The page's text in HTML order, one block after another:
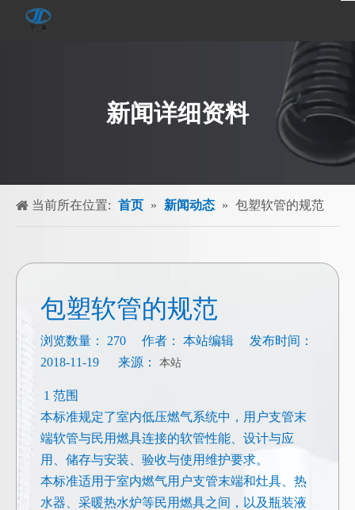
新闻详细资料
当前所在位置: 首页 » 新闻动态 » 包塑软管的规范
包塑软管的规范
浏览数量： 270 作者： 本站编辑 发布时间：
2018-11-19 来源： 本站
1 范围
本标准规定了室内低压燃气系统中，用户支管末
端软管与民用燃具连接的软管性能、设计与应
用、储存与安装、验收与使用维护要求。
本标准适用于室内燃气用户支管末端和灶具、热
水器、采暖热水炉等民用燃具之间，以及瓶装液